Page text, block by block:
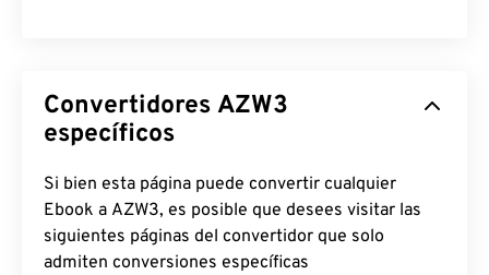
Convertidores AZW3
específicos
Si bien esta página puede convertir cualquier
Ebook a AZW3, es posible que desees visitar las
siguientes páginas del convertidor que solo
admiten conversiones específicas